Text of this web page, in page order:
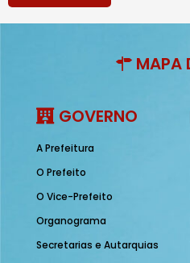
MAPA
GOVERNO
A Prefeitura
O Prefeito
O Vice-Prefeito
Organograma
Secretarias e Autarquias